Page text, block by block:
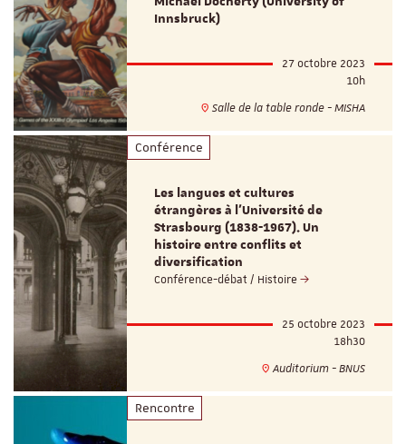
Innsbruck)
27 octobre 2023
10h
Salle de la table ronde - MISHA
Conférence
Les langues et cultures
étrangères à l'Université de
Strasbourg (1838-1967). Un
histoire entre conflits et
diversification
Conférence-débat / Histoire
25 octobre 2023
18h30
Auditorium - BNUS
Rencontre